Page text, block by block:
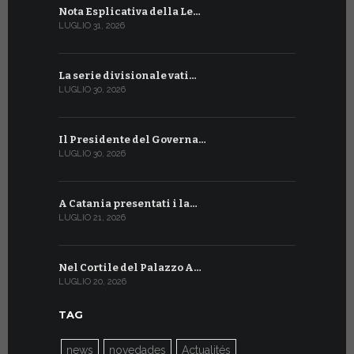
Nota Esplicativa della Le…
LUGLIO 31, 2026
La serie divisionale vati…
LUGLIO 30, 2026
Il Presidente del Governa…
LUGLIO 30, 2026
A Catania presentati i la…
LUGLIO 21, 2026
Nel Cortile del Palazzo A…
LUGLIO 20, 2026
TAG
news novedades Actualités